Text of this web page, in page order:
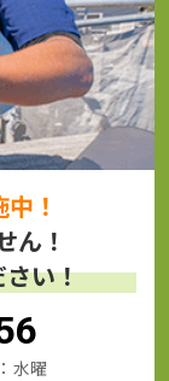
！
ん！
い！
水曜